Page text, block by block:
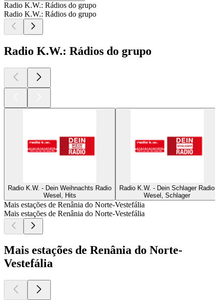
Radio K.W.: Rádios do grupo
Radio K.W.: Rádios do grupo
Radio K.W.: Rádios do grupo
Radio K.W. - Dein Weihnachts Radio
Wesel, Hits
Radio K.W. - Dein Schlager Radio
Wesel, Schlager
Mais estações de Renânia do Norte-Vestefália
Mais estações de Renânia do Norte-Vestefália
Mais estações de Renânia do Norte-
Vestefália